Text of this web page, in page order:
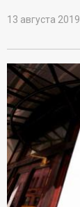
13 августа